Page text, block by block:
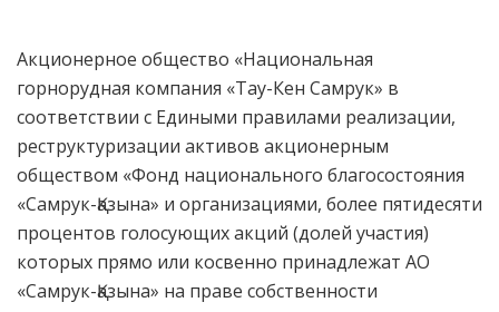
Акционерное общество «Национальная
горнорудная компания «Тау-Кен Самрук» в
соответствии с Едиными правилами реализации,
реструктуризации активов акционерным
обществом «Фонд национального благосостояния
«Самрук-Қазына» и организациями, более пятидесяти
процентов голосующих акций (долей участия)
которых прямо или косвенно принадлежат АО
«Самрук-Қазына» на праве собственности